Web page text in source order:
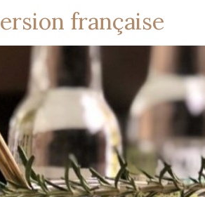
française